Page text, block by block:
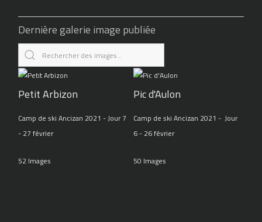
Dernière galerie image publiée
Petit Arbizon
Camp de ski Ancizan 2021 - Jour 7
- 27 février
52 Images
Pic d'Aulon
Camp de ski Ancizan 2021 - Jour
6 - 26 février
50 Images